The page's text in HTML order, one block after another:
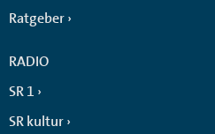
Ratgeber
RADIO
SR 1
SR kultur